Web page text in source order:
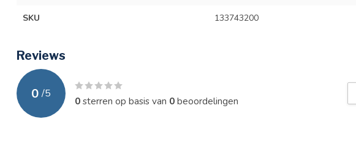
SKU 133743200
Reviews
0 /5
0sterren op basis van 0beoordelingen